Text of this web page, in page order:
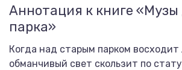
Аннотация к книге
парка»
Когда над старым парком восходит
обманчивый свет скользит по